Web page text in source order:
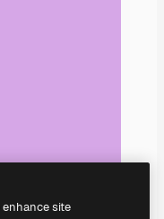
enhance site